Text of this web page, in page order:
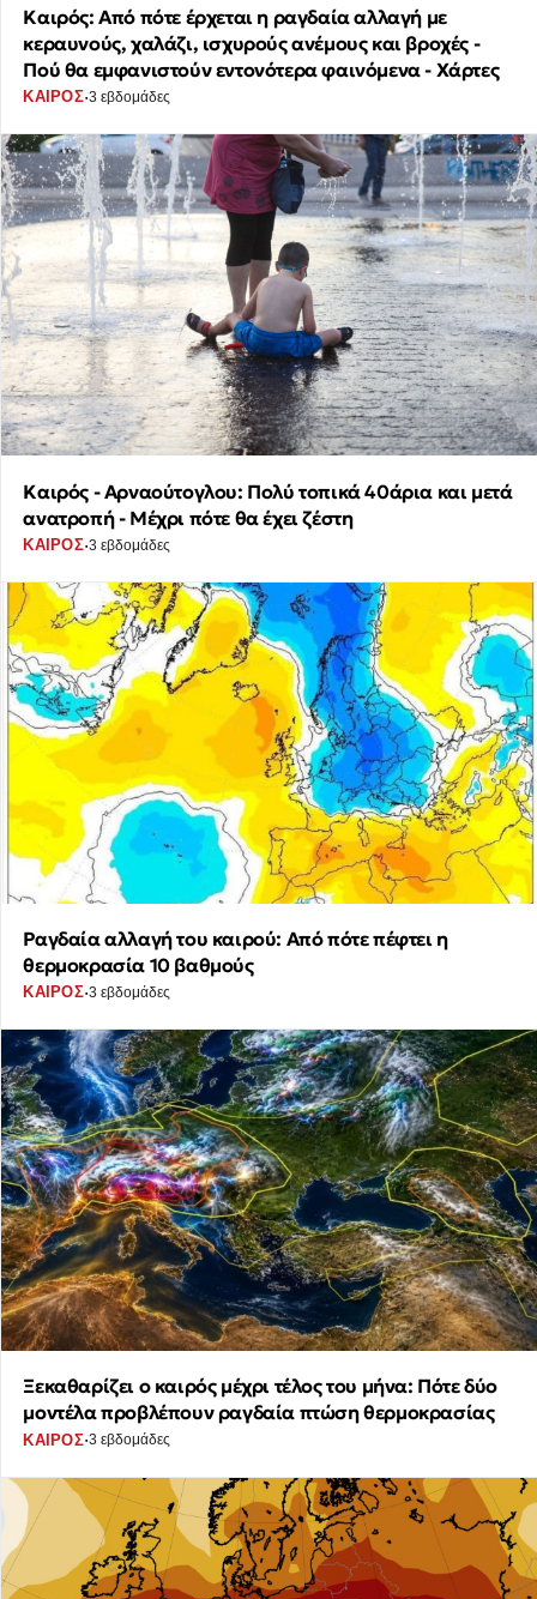
Καιρός: Από πότε έρχεται η ραγδαία αλλαγή με
κεραυνούς, χαλάζι, ισχυρούς ανέμους και βροχές -
Πού θα εμφανιστούν εντονότερα φαινόμενα - Χάρτες
ΚΑΙΡΟΣ·3 εβδομάδες
Καιρός - Αρναούτογλου: Πολύ τοπικά 40άρια και μετά
ανατροπή - Μέχρι πότε θα έχει ζέστη
ΚΑΙΡΟΣ·3 εβδομάδες
Ραγδαία αλλαγή του καιρού: Από πότε πέφτει η
θερμοκρασία 10 βαθμούς
ΚΑΙΡΟΣ·3 εβδομάδες
Ξεκαθαρίζει ο καιρός μέχρι τέλος του μήνα: Πότε δύο
μοντέλα προβλέπουν ραγδαία πτώση θερμοκρασίας
ΚΑΙΡΟΣ·3 εβδομάδες